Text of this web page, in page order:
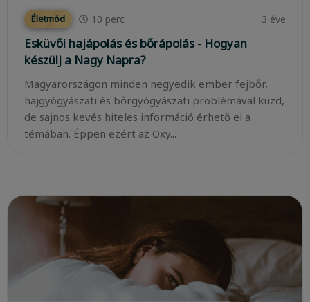
Életmód 10 perc 3 éve
Esküvői hajápolás és bőrápolás - Hogyan
készülj a Nagy Napra?
Magyarországon minden negyedik ember fejbőr,
hajgyógyászati és bőrgyógyászati problémával küzd,
de sajnos kevés hiteles információ érhető el a
témában. Éppen ezért az Oxy...